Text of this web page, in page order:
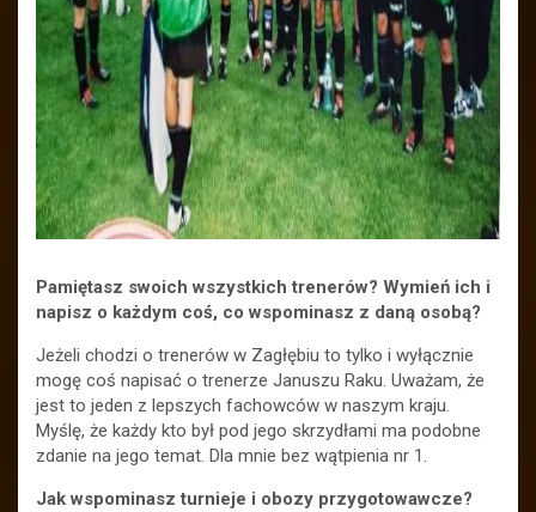
Pamiętasz swoich wszystkich trenerów? Wymień ich i
napisz o każdym coś, co wspominasz z daną osobą?
Jeżeli chodzi o trenerów w Zagłębiu to tylko i wyłącznie
mogę coś napisać o trenerze Januszu Raku. Uważam, że
jest to jeden z lepszych fachowców w naszym kraju.
Myślę, że każdy kto był pod jego skrzydłami ma podobne
zdanie na jego temat. Dla mnie bez wątpienia nr 1.
Jak wspominasz turnieje i obozy przygotowawcze?